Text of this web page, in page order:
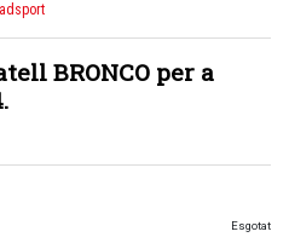
BRONCO per a
Esgotat